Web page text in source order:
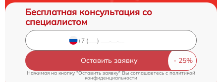
Бесплатная консультация со
специалистом
Оставить заявку
Нажимая на кнопку "Оставить заявку" Вы соглашаетесь c политикой
конфиденциальности